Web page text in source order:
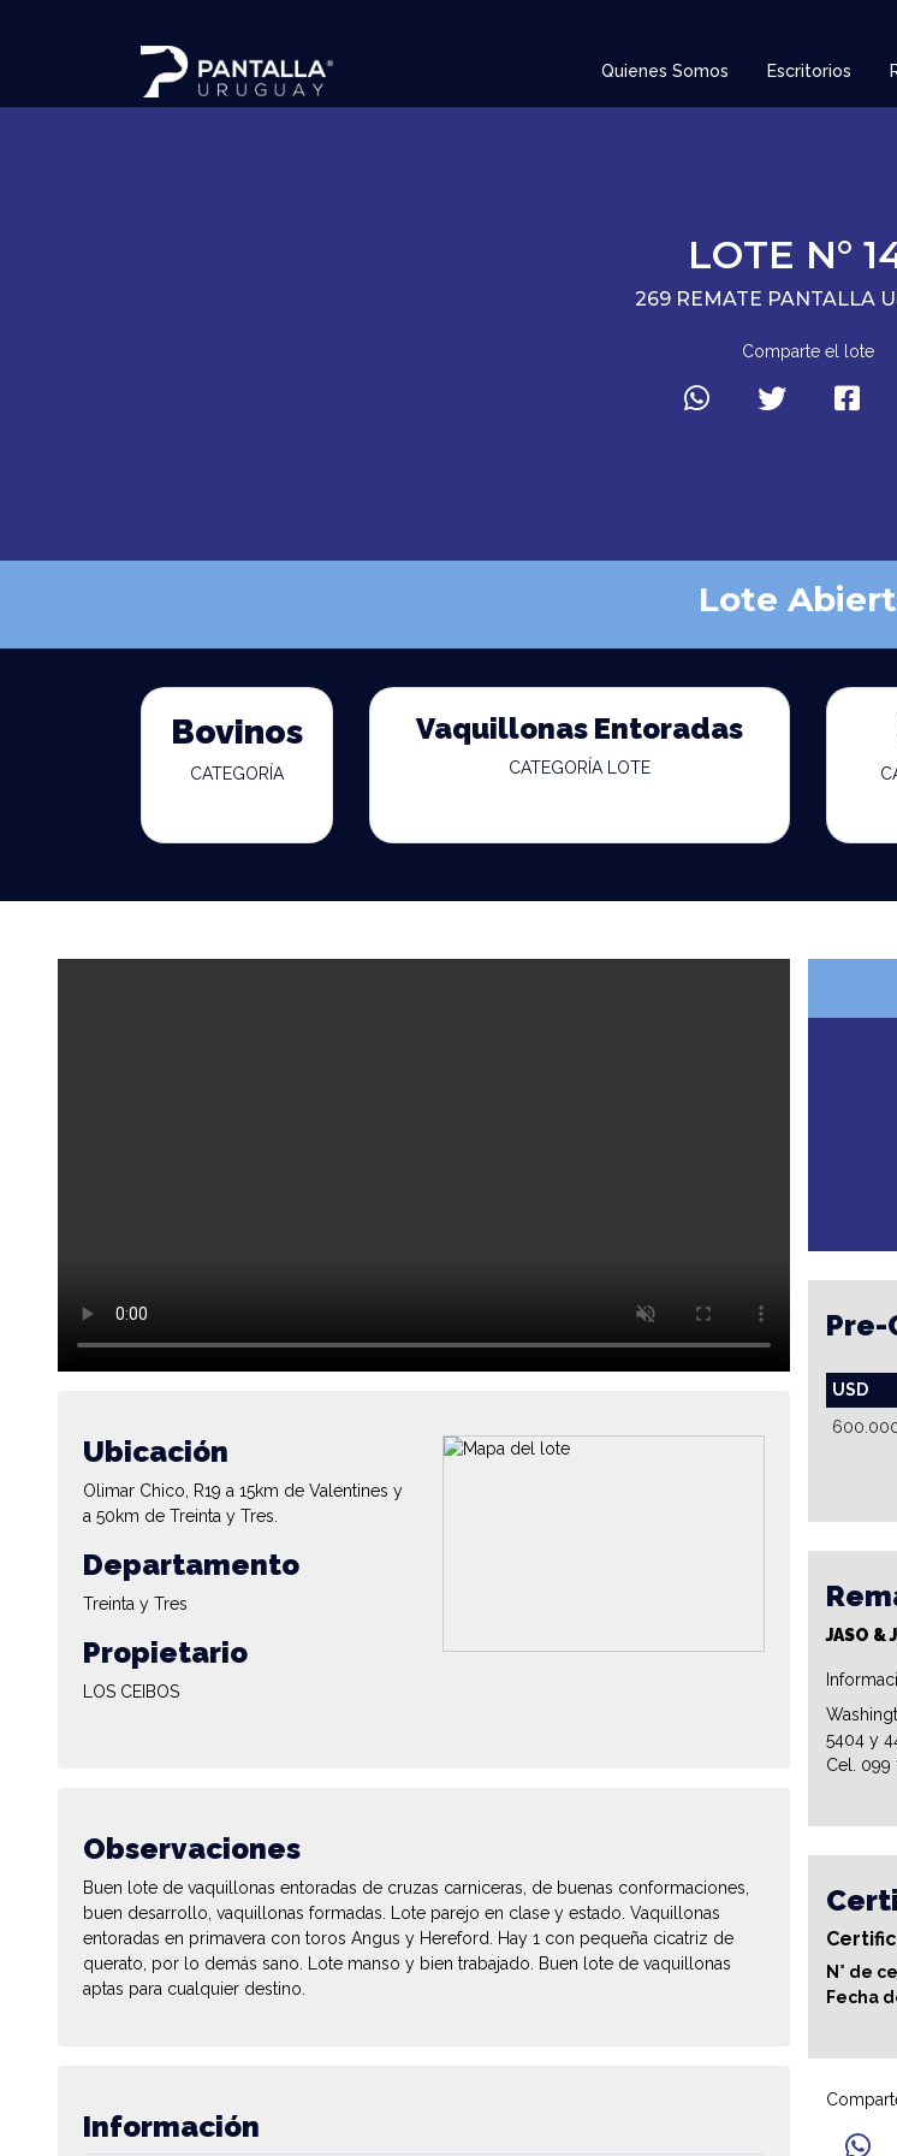
Quienes Somos Escritorios
LOTE N°
269 REMATE PANTALLA
Comparte el lote
Lote
Bovinos
CATEGORÍA
Vaquillonas Entoradas
CATEGORÍA LOTE
Ubicación
Olimar Chico, R19 a 15km de Valentines y
a 50km de Treinta y Tres.
Departamento
Treinta y Tres
Propietario
LOS CEIBOS
Observaciones
Buen lote de vaquillonas entoradas de cruzas carniceras, de buenas conformaciones,
buen desarrollo, vaquillonas formadas. Lote parejo en clase y estado. Vaquillonas
entoradas en primavera con toros Angus y Hereford. Hay 1 con pequeña cicatriz de
querato, por lo demás sano. Lote manso y bien trabajado. Buen lote de vaquillonas
aptas para cualquier destino.
Información
USD
JASO &
5404 y
Cel.
N° de
Fecha